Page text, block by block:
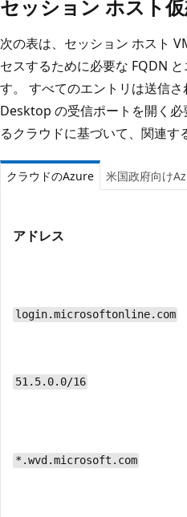
セッション ホスト
次の表は、セッション ホスト
セスするために必要な FQDN
す。 すべてのエントリは送信
Desktop の受信ポートを開く
るクラウドに基づいて、関連す
クラウドのAzure 米国政府向け
アドレス
login.microsoftonline.com
51.5.0.0/16
*.wvd.microsoft.com